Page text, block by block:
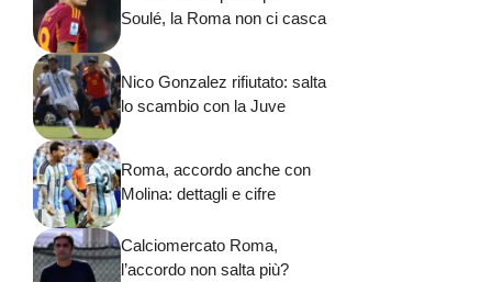
Soulé, la Roma non ci casca
Nico Gonzalez rifiutato: salta
lo scambio con la Juve
Roma, accordo anche con
Molina: dettagli e cifre
Calciomercato Roma,
l’accordo non salta più?